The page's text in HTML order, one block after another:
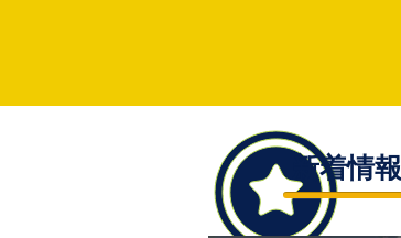
新着情報